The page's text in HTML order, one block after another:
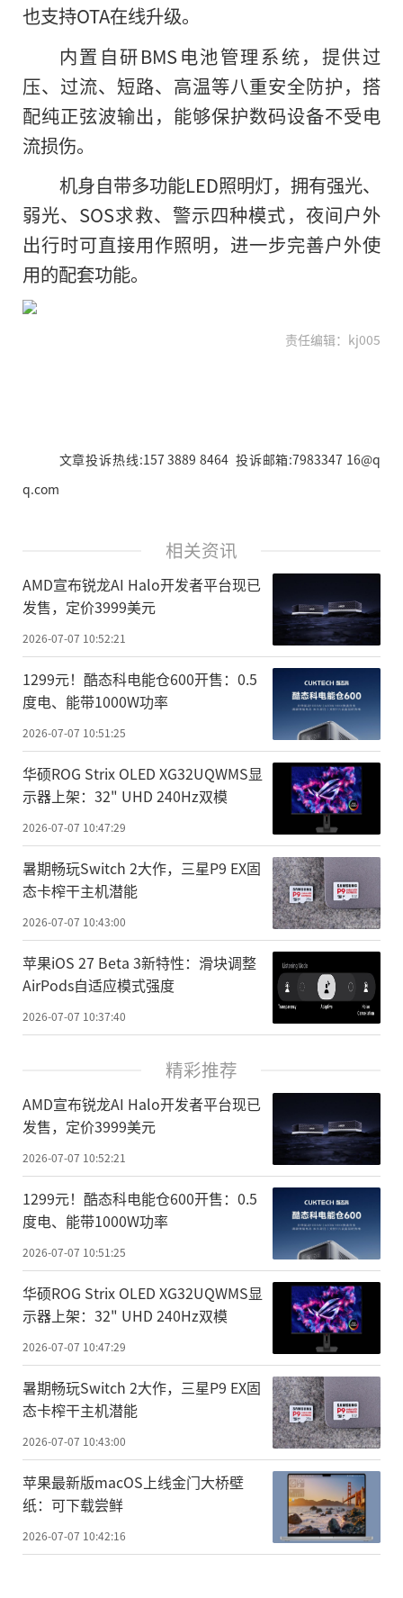
也支持OTA在线升级。
内置自研BMS电池管理系统，提供过
压、过流、短路、高温等八重安全防护，搭
配纯正弦波输出，能够保护数码设备不受电
流损伤。
机身自带多功能LED照明灯，拥有强光、
弱光、SOS求救、警示四种模式，夜间户外
出行时可直接用作照明，进一步完善户外使
用的配套功能。
责任编辑：kj005
文章投诉热线:157 3889 8464 投诉邮箱:7983347 16@q
q.com
相关资讯
AMD宣布锐龙AI Halo开发者平台现已
发售，定价3999美元
2026-07-07 10:52:21
1299元！酷态科电能仓600开售：0.5
度电、能带1000W功率
2026-07-07 10:51:25
华硕ROG Strix OLED XG32UQWMS显
示器上架：32" UHD 240Hz双模
2026-07-07 10:47:29
暑期畅玩Switch 2大作，三星P9 EX固
态卡榨干主机潜能
2026-07-07 10:43:00
苹果iOS 27 Beta 3新特性：滑块调整
AirPods自适应模式强度
2026-07-07 10:37:40
精彩推荐
AMD宣布锐龙AI Halo开发者平台现已
发售，定价3999美元
2026-07-07 10:52:21
1299元！酷态科电能仓600开售：0.5
度电、能带1000W功率
2026-07-07 10:51:25
华硕ROG Strix OLED XG32UQWMS显
示器上架：32" UHD 240Hz双模
2026-07-07 10:47:29
暑期畅玩Switch 2大作，三星P9 EX固
态卡榨干主机潜能
2026-07-07 10:43:00
苹果最新版macOS上线金门大桥壁
纸：可下载尝鲜
2026-07-07 10:42:16